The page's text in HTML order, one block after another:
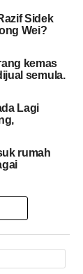
Sidek
Wei?
kemas
semula.
Lagi
rumah